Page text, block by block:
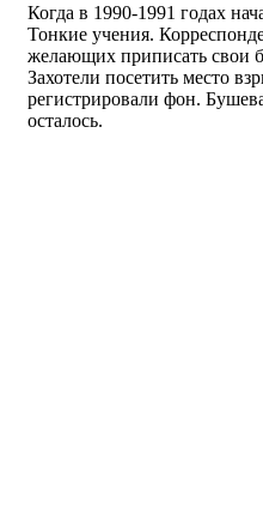
Когда в 1990-1991 годах
Тонкие учения.
желающих приписать свои
Захотели посетить место
регистрировали фон.
осталось.